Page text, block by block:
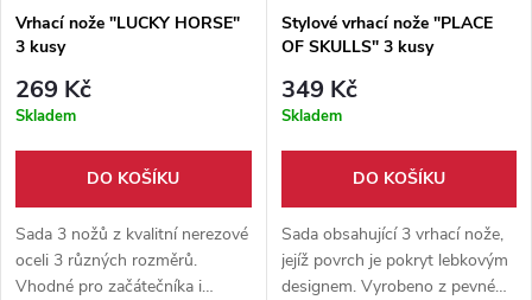
Vrhací nože "LUCKY HORSE"
3 kusy
269 Kč
Skladem
DO KOŠÍKU
Sada 3 nožů z kvalitní nerezové
oceli 3 různých rozměrů.
Vhodné pro začátečníka i
Stylové vrhací nože "PLACE
OF SKULLS" 3 kusy
349 Kč
Skladem
DO KOŠÍKU
Sada obsahující 3 vrhací nože,
jejíž povrch je pokryt lebkovým
designem. Vyrobeno z pevné